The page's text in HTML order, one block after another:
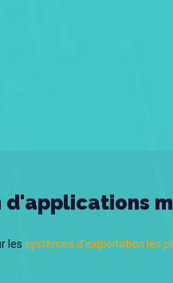
d'applications
les systèmes d’exploitation les